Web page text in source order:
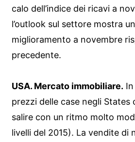
calo dell’indice dei ricavi a
l’outlook sul settore mostra
miglioramento a novembre
precedente.
USA. Mercato immobiliare.
prezzi delle case negli States
salire con un ritmo molto
livelli del 2015). La vendite di